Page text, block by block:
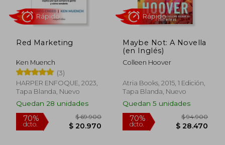
Red Marketing
Ken Muench
(3)
HARPER ENFOQUE, 2023,
Tapa Blanda, Nuevo
Quedan 28 unidades
Maybe Not: A Novella
(en Inglés)
Colleen Hoover
Atria Books, 2015, 1 Edición,
Tapa Blanda, Nuevo
Quedan 5 unidades